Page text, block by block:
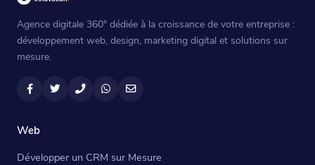
Agence digitale 360° dédiée à la croissance de votre entreprise :
développement web, design, marketing digital et solutions sur
mesure.
FacebookTwitterTéléphoneWhatsApp
Email
Web
Développer un CRM sur Mesure